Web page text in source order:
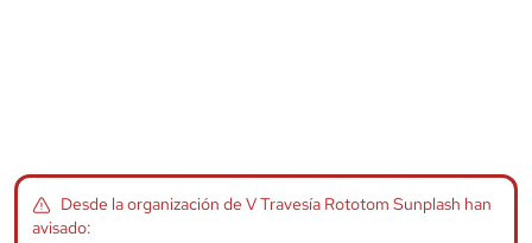
Desde la organización deV Travesía Rototom Sunplash han
avisado: